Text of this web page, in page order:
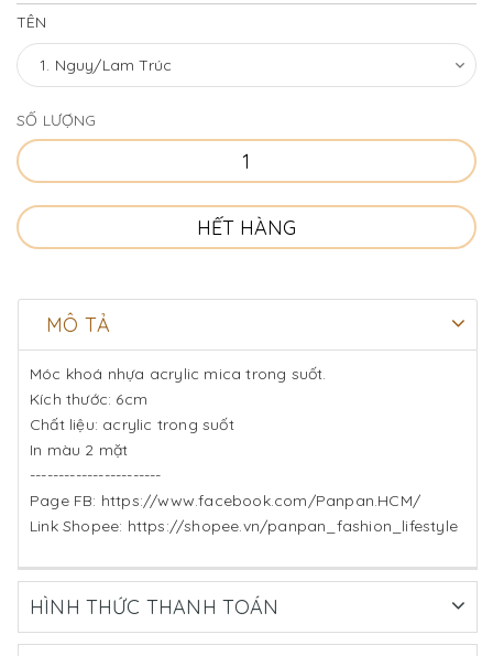
TÊN
SỐ LƯỢNG
HẾT HÀNG
MÔ TẢ
Móc khoá nhựa acrylic mica trong suốt.
Kích thước: 6cm
Chất liệu: acrylic trong suốt
In màu 2 mặt
-----------------------
Page FB: https://www.facebook.com/Panpan.HCM/
Link Shopee: https://shopee.vn/panpan_fashion_lifestyle
HÌNH THỨC THANH TOÁN